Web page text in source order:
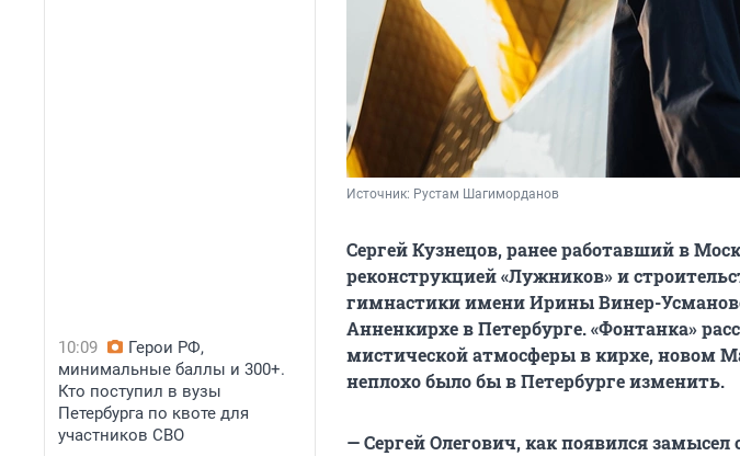
10:09
Герои РФ,
минимальные баллы и 300+.
Кто поступил в вузы
Петербурга по квоте для
участников СВО
Источник: Рустам Шагиморданов
Сергей Кузнецов, ранее работавший в
реконструкцией «Лужников» и
гимнастики имени Ирины Винер-
Анненкирхе в Петербурге. «Фонтанка»
мистической атмосферы в кирхе, новом
неплохо было бы в Петербурге изменить.
— Сергей Олегович, как появился